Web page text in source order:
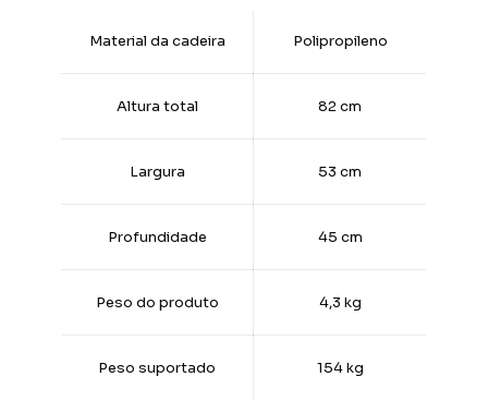
Material da cadeira Polipropileno
Altura total 82 cm
Largura 53 cm
Profundidade 45 cm
Peso do produto 4,3 kg
Peso suportado 154 kg